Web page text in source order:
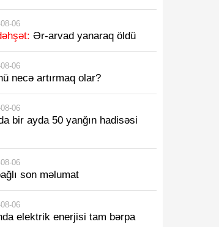
06
Ər-arvad yanaraq öldü
06
necə artırmaq olar?
06
bir ayda 50 yanğın hadisəsi
06
son məlumat
06
elektrik enerjisi tam bərpa